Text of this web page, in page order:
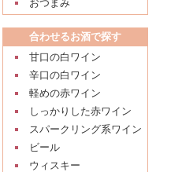
おつまみ
合わせるお酒で探す
甘口の白ワイン
辛口の白ワイン
軽めの赤ワイン
しっかりした赤ワイン
スパークリング系ワイン
ビール
ウィスキー